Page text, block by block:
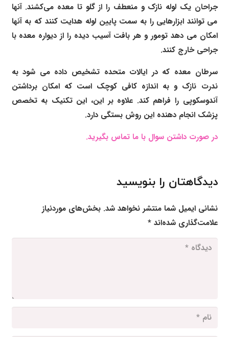
جراحان یک لوله نازک و منعطف را از گلو تا معده می‌کشند. آنها
می توانند ابزارهایی را به سمت پایین لوله هدایت کنند که به آنها
امکان می دهد تومور و هر بافت آسیب دیده را از دیواره معده با
جراحی خارج کنند.
سرطان معده که در ایالات متحده تشخیص داده می شود به
ندرت نازک و به اندازه کافی کوچک است که امکان برداشتن
آندوسکوپی را فراهم کند. علاوه بر این، این تکنیک به تخصص
پزشک انجام دهنده این روش بستگی دارد.
در صورت داشتن سوال با ما تماس بگیرید.
دیدگاهتان را بنویسید
نشانی ایمیل شما منتشر نخواهد شد. بخش‌های موردنیاز
علامت‌گذاری شده‌اند*